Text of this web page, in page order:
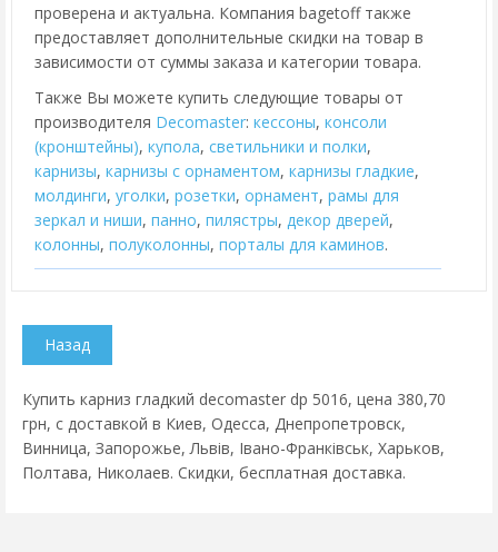
проверена и актуальна. Компания bagetoff также
предоставляет дополнительные скидки на товар в
зависимости от суммы заказа и категории товара.
Также Вы можете купить следующие товары от
производителя Decomaster: кессоны, консоли
(кронштейны), купола, cветильники и полки,
карнизы, карнизы с орнаментом, карнизы гладкие,
молдинги, уголки, розетки, орнамент, рамы для
зеркал и ниши, панно, пилястры, декор дверей,
колонны, полуколонны, порталы для каминов.
Купить карниз гладкий decomaster dp 5016, цена 380,70
грн, с доставкой в Киев, Одесса, Днепропетровск,
Винница, Запорожье, Львів, Івано-Франківськ, Харьков,
Полтава, Николаев. Скидки, бесплатная доставка.